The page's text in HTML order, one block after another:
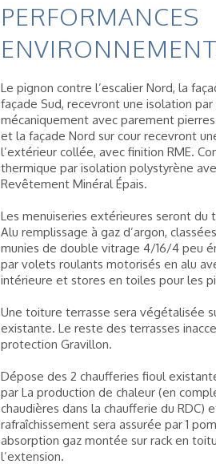
PERFORMANCES
Le pignon contre l’escalier Nord, la
façade Sud, recevront une isolation
mécaniquement avec parement
et la façade Nord sur cour recevront
l’extérieur collée, avec finition RME.
thermique par isolation polystyrène
Revêtement Minéral Épais.
Les menuiseries extérieures seront du
Alu remplissage à gaz d’argon,
munies de double vitrage 4/16/4 peu
par volets roulants motorisés en alu
intérieure et stores en toiles pour les
Une toiture terrasse sera végétalisée
existante. Le reste des terrasses
protection Gravillon.
Dépose des 2 chaufferies fioul
par La production de chaleur (en
chaudières dans la chaufferie du RDC)
rafraîchissement sera assurée par 1
absorption gaz montée sur rack en
l’extension.